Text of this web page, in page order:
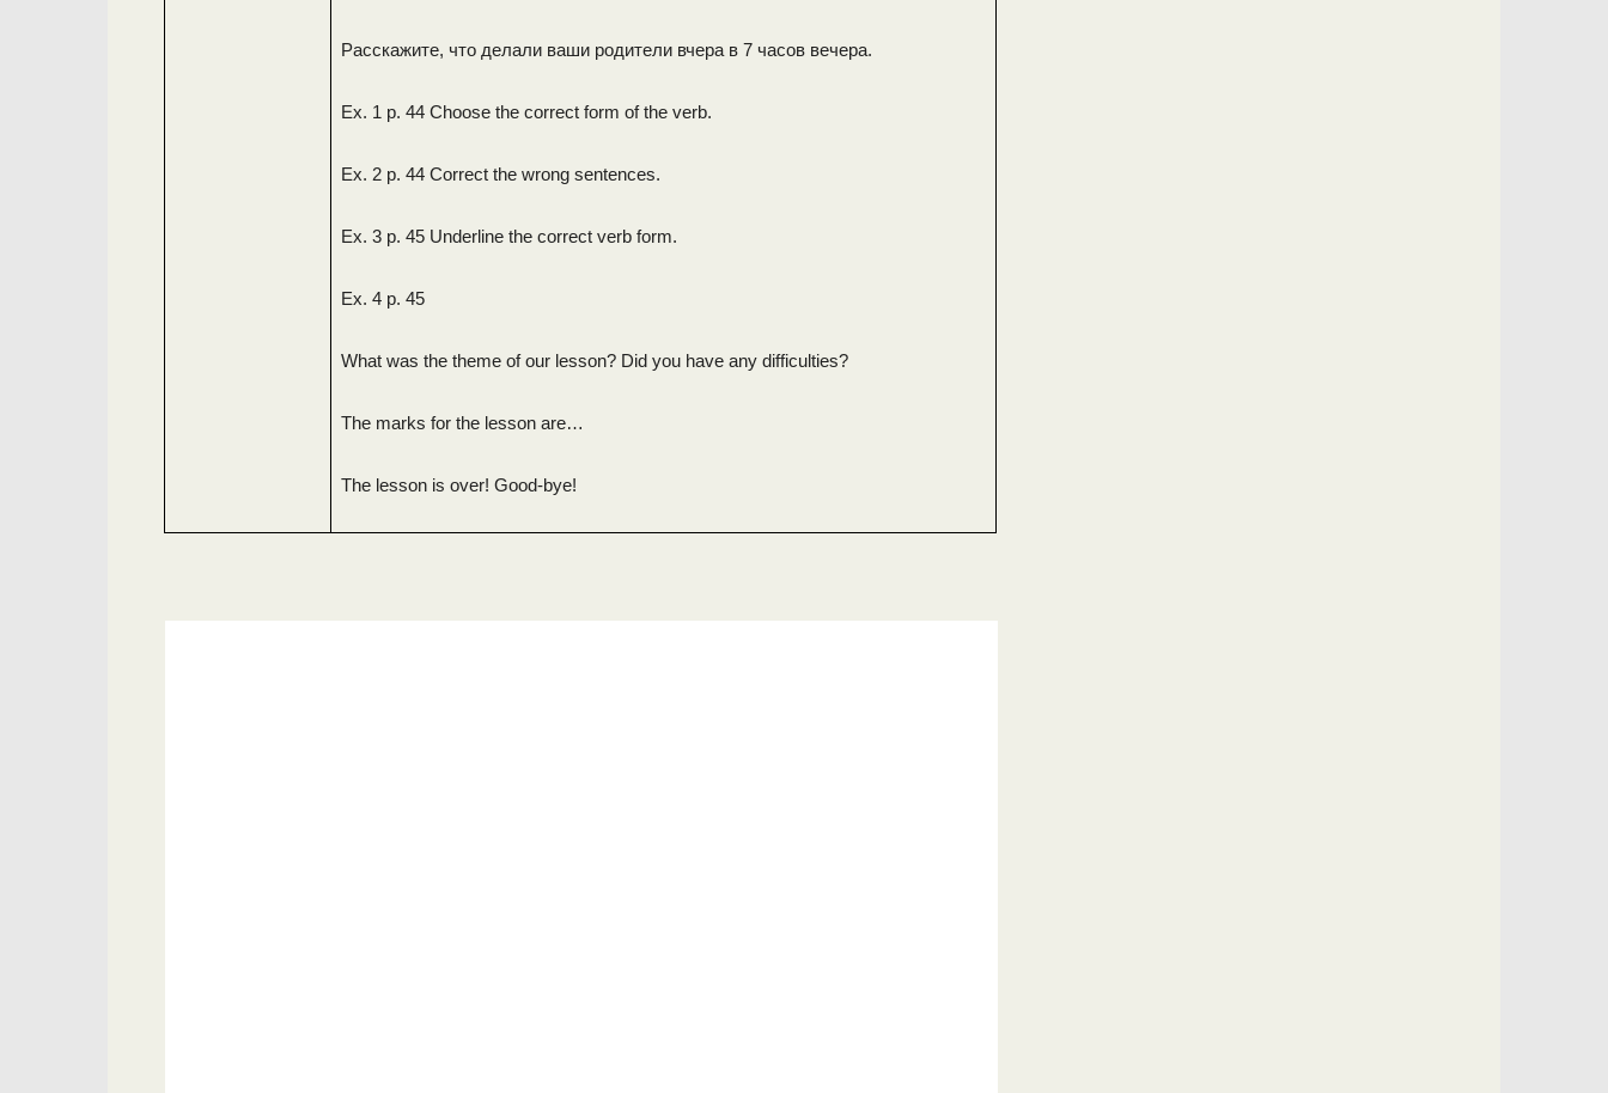
Расскажите, что делали ваши родители вчера в 7 часов вечера.
Ex. 1 p. 44 Choose the correct form of the verb.
Ex. 2 p. 44 Correct the wrong sentences.
Ex. 3 p. 45 Underline the correct verb form.
Ex. 4 p. 45
What was the theme of our lesson? Did you have any difficulties?
The marks for the lesson are…
The lesson is over! Good-bye!